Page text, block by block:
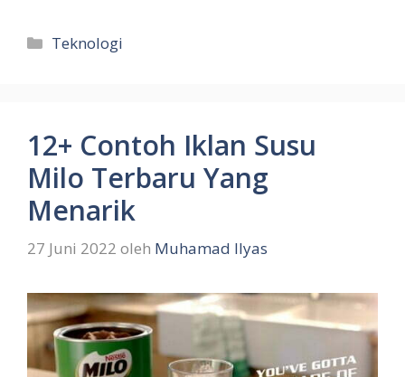
Kategori
Teknologi
12+ Contoh Iklan Susu
Milo Terbaru Yang
Menarik
27 Juni 2022 oleh Muhamad Ilyas